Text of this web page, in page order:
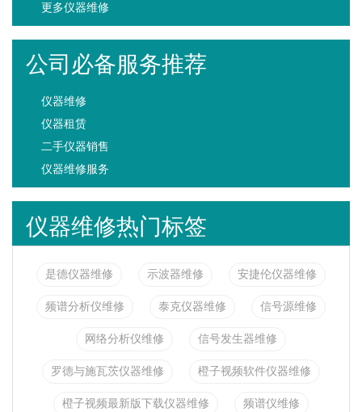
更多仪器维修
公司必备服务推荐
仪器维修
仪器租赁
二手仪器销售
仪器维修服务
仪器维修热门标签
是德仪器维修 示波器维修 安捷伦仪器维修
频谱分析仪维修 泰克仪器维修 信号源维修
网络分析仪维修 信号发生器维修
罗德与施瓦茨仪器维修 橙子视频软件仪器维修
橙子视频最新版下载仪器维修 频谱仪维修